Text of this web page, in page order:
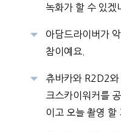
녹화가 할 수 있겠
아담드라이버가
참이예요.
츄바카와 R2D2
크스카이워커를
이고 오늘 촬영 할